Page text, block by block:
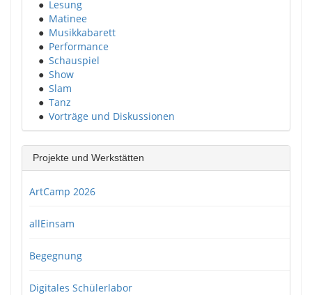
● Lesung
● Matinee
● Musikkabarett
● Performance
● Schauspiel
● Show
● Slam
● Tanz
● Vorträge und Diskussionen
Projekte und Werkstätten
ArtCamp 2026
allEinsam
Begegnung
Digitales Schülerlabor